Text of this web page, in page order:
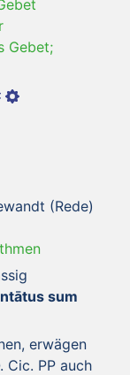
Gebet;
(Rede)
sum
erwägen
Cic. PP auch